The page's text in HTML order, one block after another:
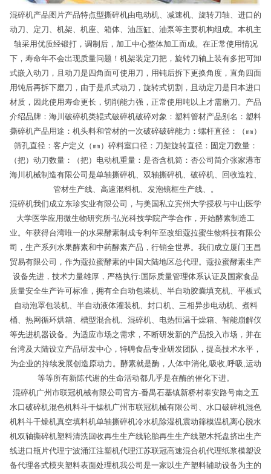
混碎机产品图片产品特点型撕碎机由电动机、减速机、旋转刀轴、进口的
动刀、定刀、机架、机座、箱体、油压缸、油泵等主要机构组成。本机主
轴采用优质经锻打，调制后，加工中心整体加工而成。在正常使用情况
下，寿命年不会出现质量问题！机架装定刀把，旋转刀轴上装有多把可卸
式嵌入动刀，且动刀是四角面可使用刀，用钝后拆下更换角度，直角四面
用钝后再拆下磨刀，由于是爪式动刀，旋转式切割，且动定刀是日本进口
材质，因此使用寿命更长，切削能力强，正常使用吨以上才需磨刀。产品
介绍品牌：海川破碎机类辊式破碎机破碎对象：塑料管材产品别名：塑料
撕碎机产品用途：机头料和管材的一次破碎破碎能力：螺杆直径：（㎜）
筛孔直径：客户定义（㎜）碎料室口径：刀架旋转直径：固定刀数量：
（把）动刀数量：（把）电动机重量：是否含机筒：否公司简介张家港市
海川机械制造有限公司是单轴撕碎机、双轴撕碎机、破碎机、回收造粒、
管材生产线、高速混料机、发泡镜框生产线、。
混碎机我们成立东珍实业有限公司，与美国私立宾州大学授权与中山医学
大学医学应用微生物研究所-弘光科技学院产学合作，开始酵素制造工
业。年获得台湾唯一的水果酵素制成专利年至改组蔻拉蜜生物科技有限公
司，生产系列水果酵素和中药酵素产品，行销全世界。我们成立厦门王昌
贸易有限公司，作为蔻拉蜜酵素的中国大陆地区总代理。蔻拉蜜酵素生产
设备先进，技术力量雄厚，严格执行:国际质量管理体系认证及国家食品
质量安全生产许可标准，拥有全自动包装机、半自动胶囊填充机、平板式
自动泡罩包装机、半自动液体灌装机、封口机、三相异步电动机、煮料
桶、热网循环烘箱、槽型混合机、混碎机、电热恒温干燥箱、智能崩解仪
等先进机器设备。为适应市场之需求，不断研发新的产品投入市场，并在
台湾及大陆设立产品研发中心，特聘食品专业研发团队，提高技术水平，
为企业的持续发展创造原动力。酵素就是酶，人体中消化,吸收,呼吸,运动
等等所有新陈代谢的生命活动都几乎是在酶的催化下进。
混碎机广州市联冠机械有限公司官方-番禺石基镇新桥村泰安路号南之五
水口破碎机混色机料斗干燥机广州市联冠机械有限公司、水口破碎机混色
机料斗干燥机真空填料机单轴撕碎机冷水机除湿机震动筛模温机离心脱水
机双轴撕碎机塑料清洗回收再生生产线轮胎再生生产线塑木托盘挤出生产
线进口瓶片代理宁波涌江注塑机代理江苏联冠高速混合机代理纸浆模塑设
备代理各式模夹塑料表面处理机我公司是一家以生产塑料辅助设备为主的